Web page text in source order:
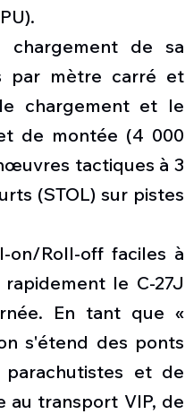
chargement de sa
par mètre carré et
chargement et le
de montée (4 000
tactiques à 3
(STOL) sur pistes
on/Roll-off faciles à
le C-27J
En tant que «
s'étend des ponts
et de
au transport VIP, de